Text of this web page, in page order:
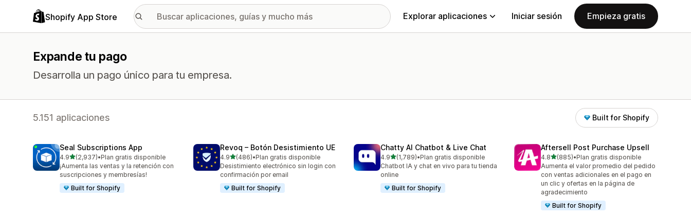
Shopify App Store Explorar aplicaciones Iniciar sesión Empieza gratis
Expande tu pago
Desarrolla un pago único para tu empresa.
5.151 aplicaciones Built for Shopify
Seal Subscriptions App
4.9de 5 estrellas
(2,937)
2937 reseñas en total
•Plan gratis disponible
¡Aumenta las ventas y la retención con
suscripciones y membresías!
Built for Shopify
Revoq – Botón Desistimiento UE
4.9de 5 estrellas
(486)
486 reseñas en total
•Plan gratis disponible
Desistimiento electrónico sin login con
confirmación por email
Built for Shopify
Chatty AI Chatbot & Live Chat
4.9de 5 estrellas
(1,789)
1789 reseñas en total
•Plan gratis disponible
Chatbot IA y chat en vivo para tu tienda
online
Built for Shopify
Aftersell Post Purchase Upsell
4.8de 5 estrellas
(885)
885 reseñas en total
•Plan gratis disponible
Aumenta el valor promedio del pedido
con ventas adicionales en el pago en
un clic y ofertas en la página de
agradecimiento
Built for Shopify